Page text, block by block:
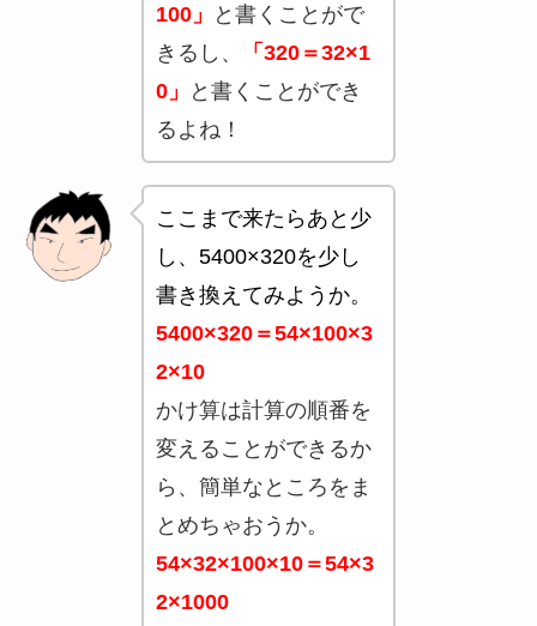
100」
と書くことがで
きるし、
「320＝32×1
0」
と書くことができ
るよね！
ここまで来たらあと少
し、5400×320を少し
書き換えてみようか。
5400×320＝54×100×3
2×10
かけ算は計算の順番を
変えることができるか
ら、簡単なところをま
とめちゃおうか。
54×32×100×10＝54×3
2×1000